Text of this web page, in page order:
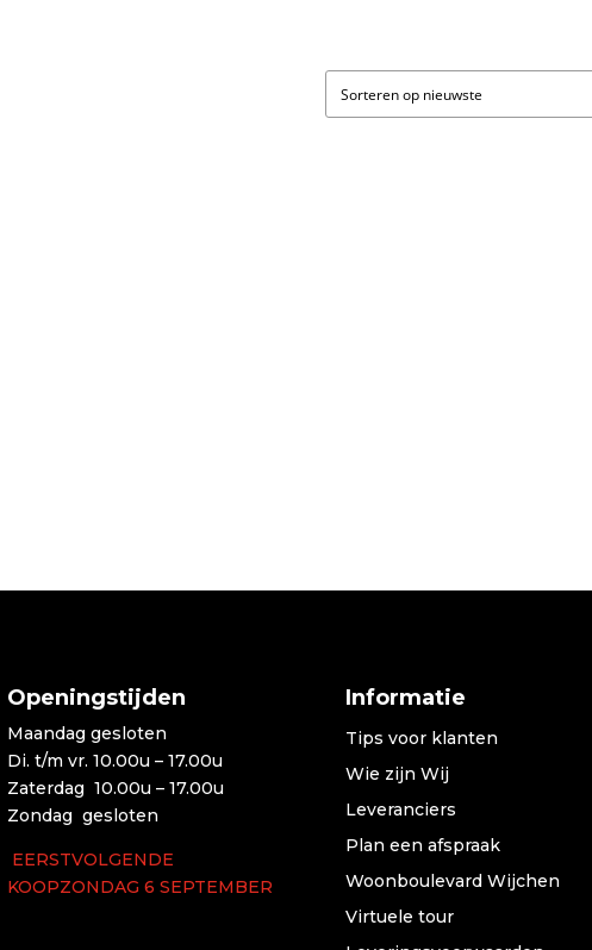
Openingstijden
Maandag gesloten
Di. t/m vr. 10.00u – 17.00u
Zaterdag 10.00u – 17.00u
Zondag gesloten
EERSTVOLGENDE
KOOPZONDAG 6 SEPTEMBER
Informatie
Tips voor klanten
Wie zijn Wij
Leveranciers
Plan een afspraak
Woonboulevard Wijchen
Virtuele tour